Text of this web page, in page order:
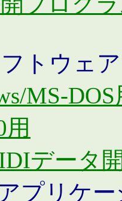
トウェア
MS-DOS
データ
プリケ